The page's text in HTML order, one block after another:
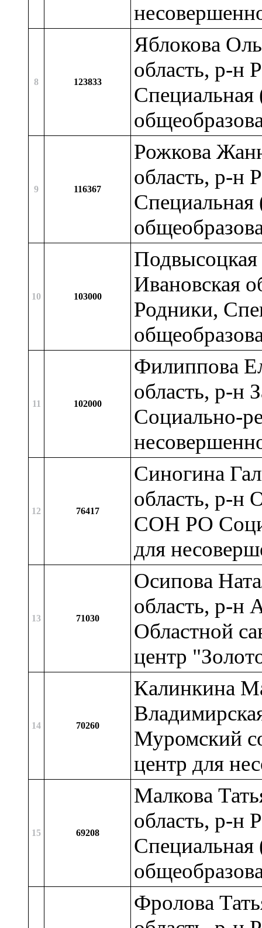
8 123833
Яблокова
область, р-н
Специальная
9 116367
Рожкова
область, р-н
Специальная
10 103000
Ивановская
Родники,
11 102000
Филиппова
область, р-н
Социально-
12 76417
Синогина
область, р-н
СОН РО
для
13 71030
Осипова
область, р-н
Областной
центр
14 70260
Калинкина
Муромский
центр для
15 69208
Малкова
область, р-н
Специальная
Фролова